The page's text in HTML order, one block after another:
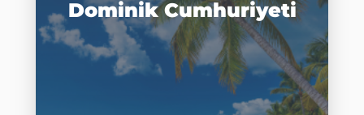
Dominik Cumhuriyeti